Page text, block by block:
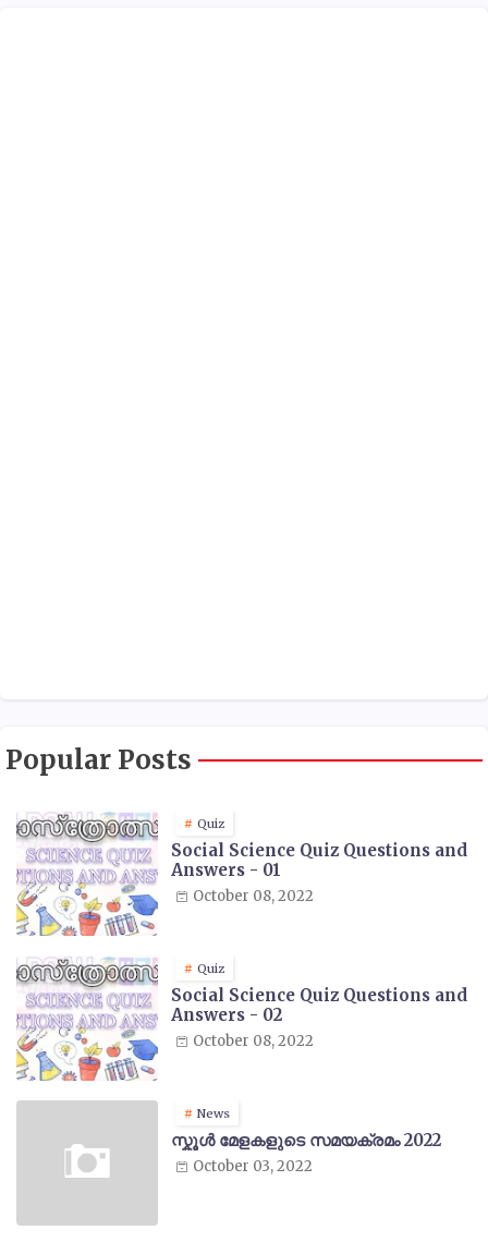
Popular Posts
Quiz
Social Science Quiz Questions and
Answers - 01
October 08, 2022
Quiz
Social Science Quiz Questions and
Answers - 02
October 08, 2022
News
സ്കൂൾ മേളകളുടെ സമയക്രമം 2022
October 03, 2022